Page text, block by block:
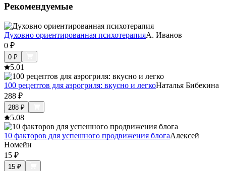
Рекомендуемые
Духовно ориентированная психотерапияА. Иванов
0 ₽
0 ₽
5.01
100 рецептов для аэрогриля: вкусно и легкоНаталья Бибекина
288 ₽
288 ₽
5.08
10 факторов для успешного продвижения блогаАлексей
Номейн
15 ₽
15 ₽